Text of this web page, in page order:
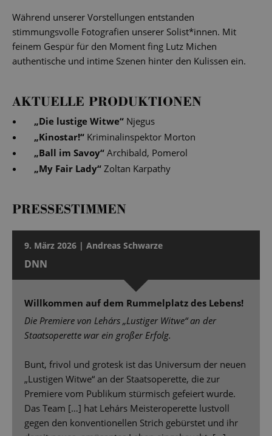
Während unserer Vorstellungen entstanden
stimmungsvolle Fotografien unserer Solist*innen. Mit
feinem Gespür für den Moment fing Lutz Michen
authentische und intime Szenen hinter den Kulissen ein.
AKTUELLE PRODUKTIONEN
„Die lustige Witwe“ Njegus
„Kinostar!“ Kriminalinspektor Morton
„Ball im Savoy“ Archibald, Pomerol
„My Fair Lady“ Zoltan Karpathy
PRESSESTIMMEN
9. März 2026 | Andreas Schwarze
DNN
Willkommen auf dem Rummelplatz des Lebens!
Die Premiere von Lehárs „Lustiger Witwe“ an der
Staatsoperette war ein großer Erfolg.
Bunt, frivol und grotesk ist das Universum der neuen
„Lustigen Witwe“ an der Staatsoperette, die zur
Premiere vom Publikum stürmisch gefeiert wurde.
Das Team […] hat Lehárs Meisteroperette lustvoll
gegen den konventionellen Strich gebürstet und ihr